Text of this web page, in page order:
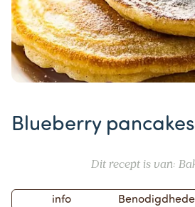
Blueberry pancakes
Dit recept is van:
of
info